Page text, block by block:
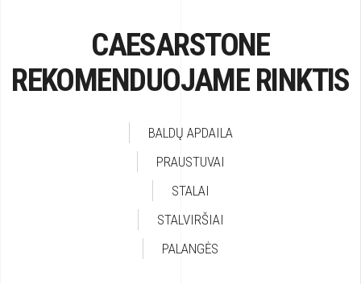
CAESARSTONE
REKOMENDUOJAME RINKTIS
BALDŲ APDAILA
PRAUSTUVAI
STALAI
STALVIRŠIAI
PALANGĖS